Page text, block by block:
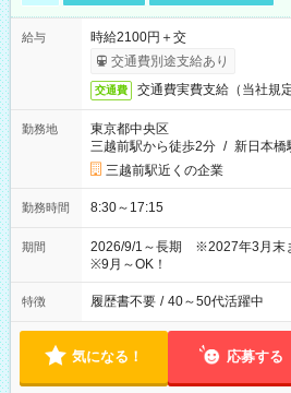
給与
時給2100円＋交
交通費別途支給あり
交通費 交通費実費支給（当社規
勤務地
東京都中央区
三越前駅から徒歩2分 / 新日本橋
三越前駅近くの企業
勤務時間 8:30～17:15
期間
2026/9/1～長期 ※2027年3月末
※9月～OK！
特徴 履歴書不要 / 40～50代活躍中
気になる！ 応募する